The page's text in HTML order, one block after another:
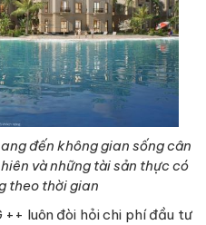
đến không gian sống cân
và những tài sản thực có
theo thời gian
++ luôn đòi hỏi chi phí đầu tư